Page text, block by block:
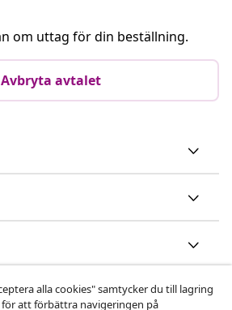
om uttag för din beställning.
Avbryta avtalet
alla cookies" samtycker du till lagring
att förbättra navigeringen på